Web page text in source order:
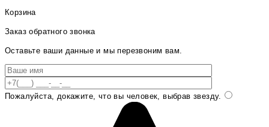
Корзина
Заказ обратного звонка
Оставьте ваши данные и мы перезвоним вам.
Пожалуйста, докажите, что вы человек, выбрав звезду.